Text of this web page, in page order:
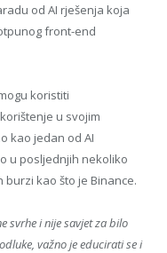
od AI rješenja koja
front-end
koristiti
u svojim
kao jedan od AI
u posljednjih nekoliko
burzi kao što je Binance.
svrhe i nije savjet za bilo
važno je educirati se i